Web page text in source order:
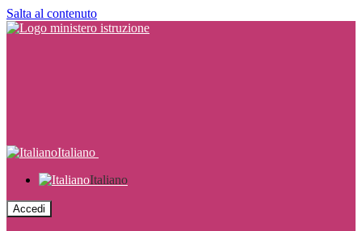
Salta al contenuto
Italiano
Italiano
Accedi